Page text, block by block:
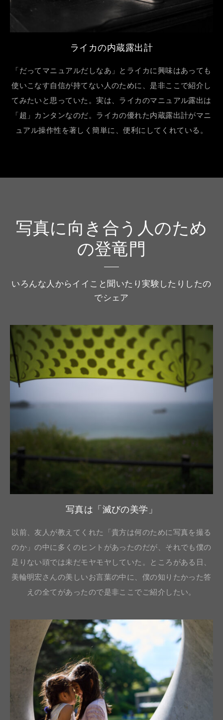
ライカの内蔵露出計
「だってマニュアルだしなあ」とライカに興味はあっても
使いこなす自信が持てない人のために、是非ここで紹介し
てみたいと思っていた。実は、ライカのマニュアル露出は
「超」カンタンなのだ。ライカの優れた内蔵露出計がマニ
ュアル操作性を著しく簡単に、便利にしてくれている。
写真に向き合う人のため
の登竜門
いろんな人からイイこと聞いたり実験したりしたの
でシェア
写真は「滅びの美学」
以前、友人が教えてくれた「貴方は何のために写真を撮る
のか」の中に多くのヒントがあったのだが、それでも僕の
足りない頭では未だモヤモヤしていた。ところがある日、
美輪明宏さんの美しいお言葉の中に、僕の知りたかった答
えの全てがあったので是非ここでご紹介したい。